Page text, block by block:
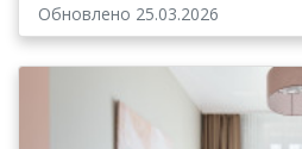
Обновлено 25.03.2026